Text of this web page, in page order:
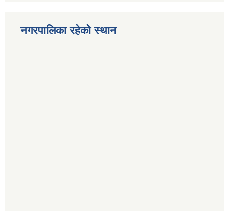
नगरपालिका रहेको स्थान